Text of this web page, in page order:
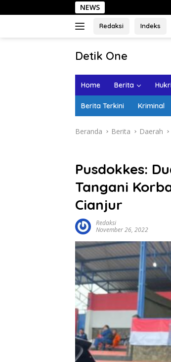
ke
NEWS
Redaksi Indeks
Detik One
Ungkap
Home Berita
Berita Terkini Kriminal
Beranda Berita Daerah
Pusdokkes:
Tangani
Cianjur
Redaksi
November 26, 2022